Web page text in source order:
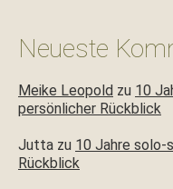
Neueste
Meike Leopold zu 10
persönlicher Rückblick
Jutta zu 10 Jahre solo-
Rückblick